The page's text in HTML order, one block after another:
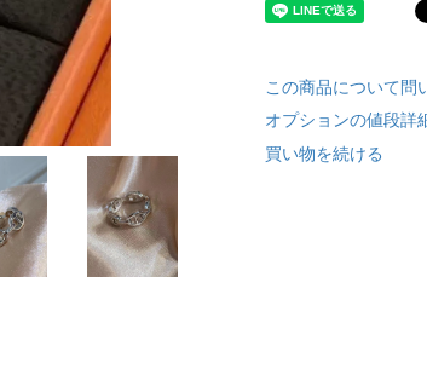
この商品について問
オプションの値段詳
買い物を続ける